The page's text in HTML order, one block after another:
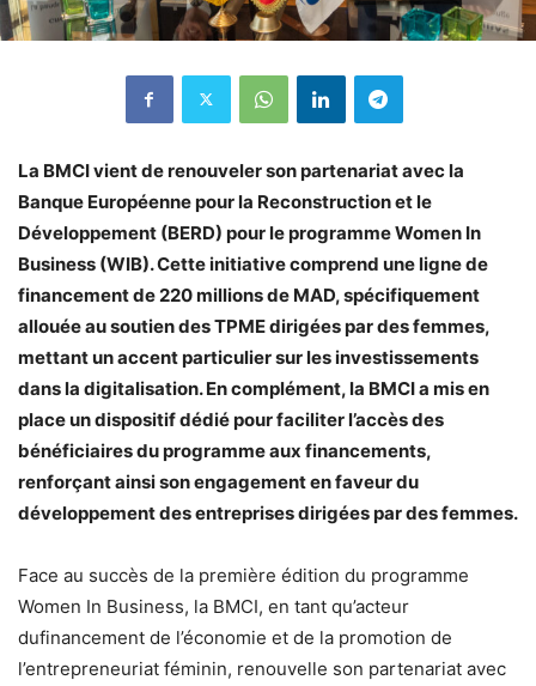
La BMCI vient de renouveler son partenariat avec la
Banque Européenne pour la Reconstruction et le
Développement (BERD) pour le programme Women In
Business (WIB).Cette initiative comprend une ligne de
financement de 220 millions de MAD, spécifiquement
allouée au soutien des TPME dirigées par des femmes,
mettant un accent particulier sur les investissements
dans la digitalisation. En complément, la BMCI a mis en
place un dispositif dédié pour faciliter l’accès des
bénéficiaires du programme aux financements,
renforçant ainsi son engagement en faveur du
développement des entreprises dirigées par des femmes.
Face au succès de la première édition du programme
Women In Business, la BMCI, en tant qu’acteur
dufinancement de l’économie et de la promotion de
l’entrepreneuriat féminin, renouvelle son partenariat avec